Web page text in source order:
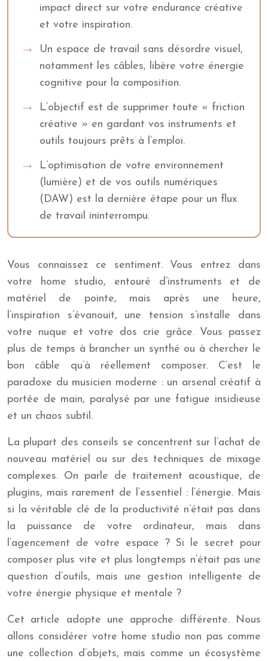
impact direct sur votre endurance créative
et votre inspiration.
Un espace de travail sans désordre visuel,
notamment les câbles, libère votre énergie
cognitive pour la composition.
L’objectif est de supprimer toute « friction
créative » en gardant vos instruments et
outils toujours prêts à l’emploi.
L’optimisation de votre environnement
(lumière) et de vos outils numériques
(DAW) est la dernière étape pour un flux
de travail ininterrompu.
Vous connaissez ce sentiment. Vous entrez dans
votre home studio, entouré d’instruments et de
matériel de pointe, mais après une heure,
l’inspiration s’évanouit, une tension s’installe dans
votre nuque et votre dos crie grâce. Vous passez
plus de temps à brancher un synthé ou à chercher le
bon câble qu’à réellement composer. C’est le
paradoxe du musicien moderne : un arsenal créatif à
portée de main, paralysé par une fatigue insidieuse
et un chaos subtil.
La plupart des conseils se concentrent sur l’achat de
nouveau matériel ou sur des techniques de mixage
complexes. On parle de traitement acoustique, de
plugins, mais rarement de l’essentiel : l’énergie. Mais
si la véritable clé de la productivité n’était pas dans
la puissance de votre ordinateur, mais dans
l’agencement de votre espace ? Si le secret pour
composer plus vite et plus longtemps n’était pas une
question d’outils, mais une gestion intelligente de
votre énergie physique et mentale ?
Cet article adopte une approche différente. Nous
allons considérer votre home studio non pas comme
une collection d’objets, mais comme un écosystème